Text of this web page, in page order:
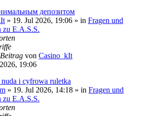
депозитом
» 19. Jul 2026, 19:06 » in Fragen und
zu E.A.S.S.
von Casino_kIt
19:06
i cyfrowa ruletka
» 19. Jul 2026, 14:18 » in Fragen und
zu E.A.S.S.